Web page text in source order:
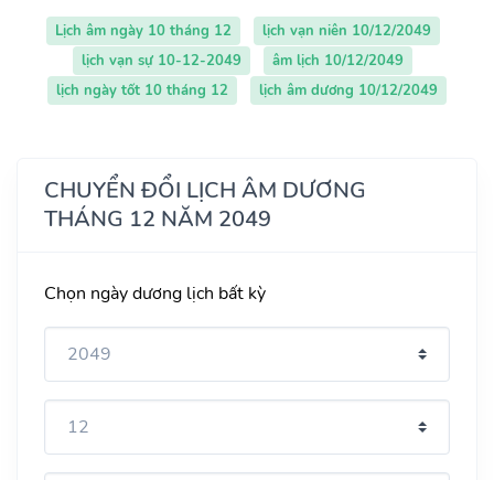
Lịch âm ngày 10 tháng 12
lịch vạn niên 10/12/2049
lịch vạn sự 10-12-2049
âm lịch 10/12/2049
lịch ngày tốt 10 tháng 12
lịch âm dương 10/12/2049
CHUYỂN ĐỔI LỊCH ÂM DƯƠNG
THÁNG 12 NĂM 2049
Chọn ngày dương lịch bất kỳ